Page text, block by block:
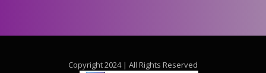
Copyright 2024 | All Rights Reserved